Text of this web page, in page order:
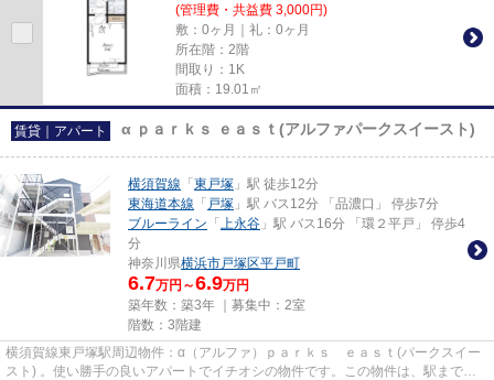
(管理費・共益費 3,000円)
敷：0ヶ月｜礼：0ヶ月
所在階：2階
間取り：1K
面積：19.01㎡
賃貸｜アパート α ｐａｒｋｓ ｅａｓｔ(アルファパークスイースト)
横須賀線 「 東戸塚 」駅 徒歩12分
東海道本線 「 戸塚 」駅 バス12分 「品濃口」 停歩7分
ブルーライン 「 上永谷 」駅 バス16分 「環２平戸」 停歩4
分
神奈川県横浜市戸塚区平戸町
6.7万円～6.9万円
築年数：築3年 ｜募集中： 2室
階数：3階建
横須賀線東戸塚駅周辺物件：α（アルファ）ｐａｒｋｓ ｅａｓｔ(パークスイー
スト) 。使い勝手の良いアパートでイチオシの物件です。この物件は、駅まで徒